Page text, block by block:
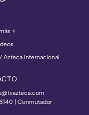
+
Azteca Internacional
| Conmutador